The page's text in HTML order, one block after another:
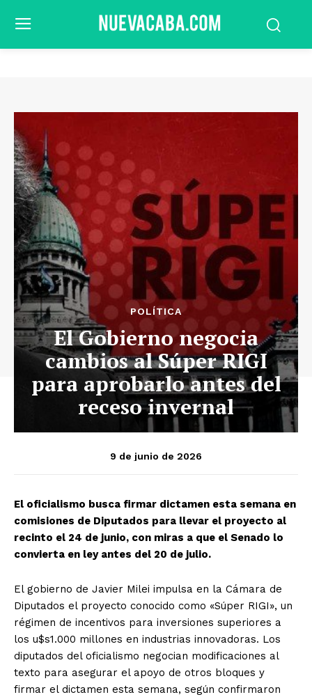
POLÍTICA
El Gobierno negocia
cambios al Súper RIGI
para aprobarlo antes del
receso invernal
9 de junio de 2026
El oficialismo busca firmar dictamen esta semana en
comisiones de Diputados para llevar el proyecto al
recinto el 24 de junio, con miras a que el Senado lo
convierta en ley antes del 20 de julio.
El gobierno de Javier Milei impulsa en la Cámara de
Diputados el proyecto conocido como «Súper RIGI», un
régimen de incentivos para inversiones superiores a
los u$s1.000 millones en industrias innovadoras. Los
diputados del oficialismo negocian modificaciones al
texto para asegurar el apoyo de otros bloques y
firmar el dictamen esta semana, según confirmaron